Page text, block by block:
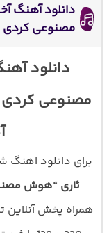
دانلود آهنگ
مصنوعی کردی
دانلود
مصنوعی کردی
برای دانلود اهنگ
ئاری “هوش
همراه پخش آنلاین